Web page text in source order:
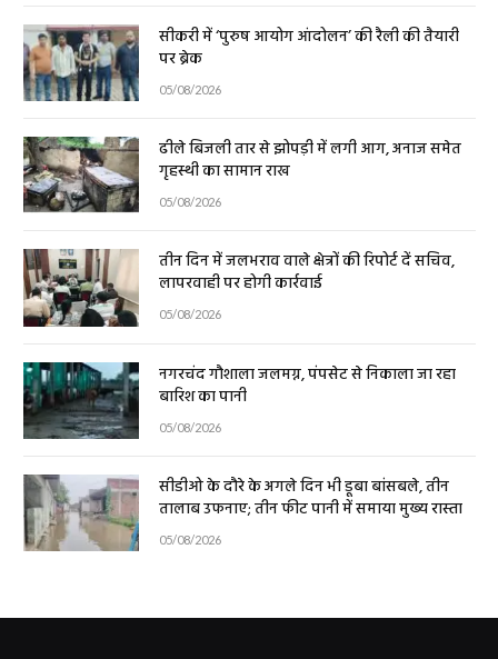
सीकरी में ‘पुरुष आयोग आंदोलन’ की रैली की तैयारी
पर ब्रेक
05/08/2026
ढीले बिजली तार से झोपड़ी में लगी आग, अनाज समेत
गृहस्थी का सामान राख
05/08/2026
तीन दिन में जलभराव वाले क्षेत्रों की रिपोर्ट दें सचिव,
लापरवाही पर होगी कार्रवाई
05/08/2026
नगरचंद गौशाला जलमग्न, पंपसेट से निकाला जा रहा
बारिश का पानी
05/08/2026
सीडीओ के दौरे के अगले दिन भी डूबा बांसबले, तीन
तालाब उफनाए; तीन फीट पानी में समाया मुख्य रास्ता
05/08/2026